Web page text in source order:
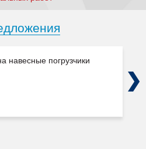
навесные погрузчики
Next